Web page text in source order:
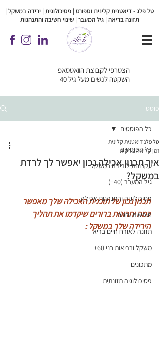
טל פלג - דיאטנית קלינית וספורט | פסיכולוגית | ירידה במשקל |
תזונה בריאה | גיל המעבר | שינוי חשיבה והתנהגות
הצטרפי לקבוצת הוואטסאפ
השקטה לנשים מעל גיל 40
פוסט
כל הפוסטים
עקרונות לירידה במשקל
גיל המעבר (40+)
פסיכולוגיה והתנהגות אכילה
חופשות וחגים
תזונה לאורח חיים בריא
משקל ובריאות בני 60+
מתכונים
פסיכולוגיה תזונתית
כל הפוסטים
איך תכנון אכילה נכון יאפשר לך לרדת
במשקל?
טל פלג דיאטנית קלינית
זמן קריאה 2 דקות
תכנון נכון של תוכנית האכילה שלך מאפשר
כמה יתרונות ברורים שיקדמו את תהליך
הירידה שלך במשקל :